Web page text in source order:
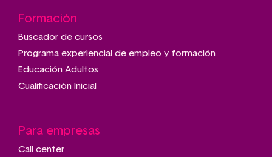
Formación
Buscador de cursos
Programa experiencial de empleo y formación
Educación Adultos
Cualificación Inicial
Para empresas
Call center